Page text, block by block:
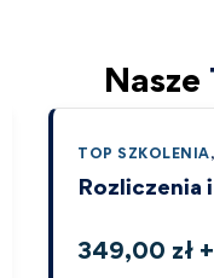
Nasze
TOP SZKOLENIA,
Rozliczenia
349,00 zł